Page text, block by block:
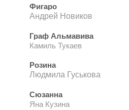
Фигаро
Андрей Новиков
Граф Альмавива
Камиль Тукаев
Розина
Людмила Гуськова
Сюзанна
Яна Кузина